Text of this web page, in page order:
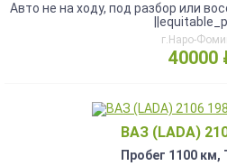
Авто не на ходу, под разбор или
г.Наро-
40000
ВАЗ (LADA)
Пробег 1100